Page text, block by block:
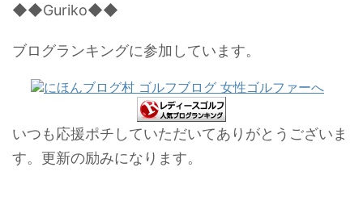
◆◆Guriko◆◆
ブログランキングに参加しています。
いつも応援ポチしていただいてありがとうございま
す。更新の励みになります。